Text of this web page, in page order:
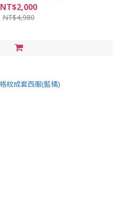
NT$2,000
NT$4,980